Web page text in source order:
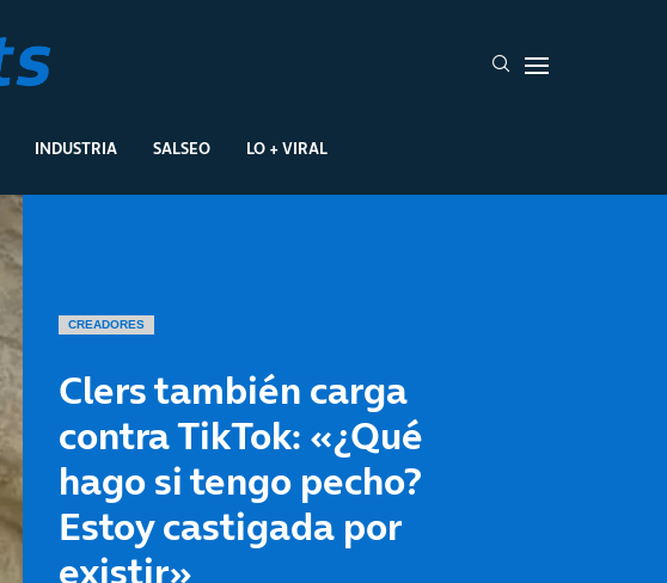
INDUSTRIA SALSEO LO + VIRAL
CREADORES
Clers también carga
contra TikTok: «¿Qué
hago si tengo pecho?
Estoy castigada por
existir»